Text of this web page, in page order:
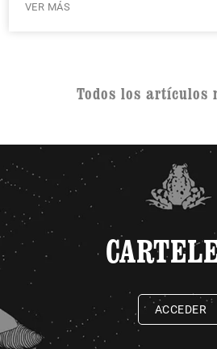
VER MÁS
Todos los artículos
ACCEDER